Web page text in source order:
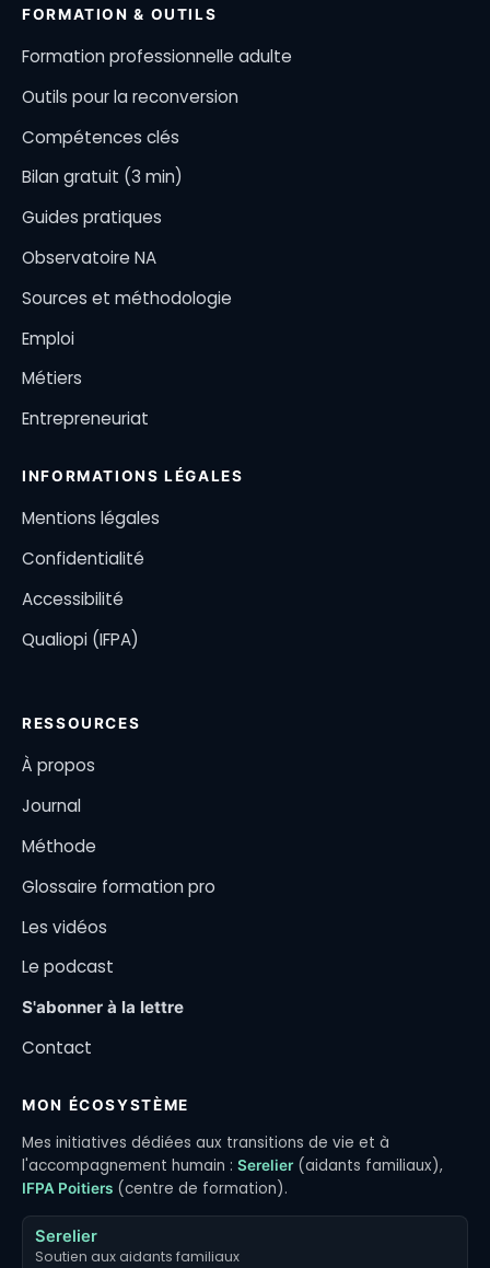
FORMATION & OUTILS
Formation professionnelle adulte
Outils pour la reconversion
Compétences clés
Bilan gratuit (3 min)
Guides pratiques
Observatoire NA
Sources et méthodologie
Emploi
Métiers
Entrepreneuriat
INFORMATIONS LÉGALES
Mentions légales
Confidentialité
Accessibilité
Qualiopi (IFPA)
RESSOURCES
À propos
Journal
Méthode
Glossaire formation pro
Les vidéos
Le podcast
S'abonner à la lettre
Contact
MON ÉCOSYSTÈME
Mes initiatives dédiées aux transitions de vie et à
l'accompagnement humain : Serelier (aidants familiaux),
IFPA Poitiers (centre de formation).
Serelier
Soutien aux aidants familiaux